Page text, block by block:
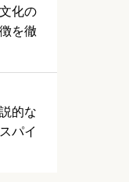
化の
を徹
的な
パイ